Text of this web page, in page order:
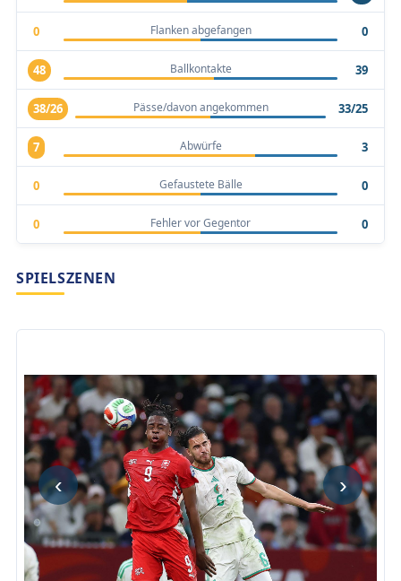
0 Flanken abgefangen 0
48 Ballkontakte 39
38/26 Pässe/davon angekommen 33/25
7 Abwürfe 3
0 Gefaustete Bälle 0
0 Fehler vor Gegentor 0
SPIELSZENEN
‹ ›